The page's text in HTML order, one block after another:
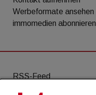
Werbeformate ansehen
immomedien abonnieren
RSS-Feed